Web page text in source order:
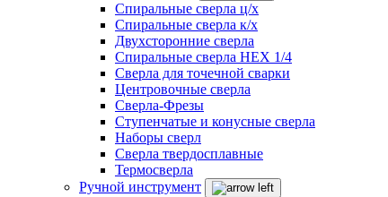
Спиральные сверла ц/х
Спиральные сверла к/х
Двухсторонние сверла
Спиральные сверла HEX 1/4
Сверла для точечной сварки
Центровочные сверла
Сверла-Фрезы
Ступенчатые и конусные сверла
Наборы сверл
Сверла твердосплавные
Термосверла
Ручной инструмент